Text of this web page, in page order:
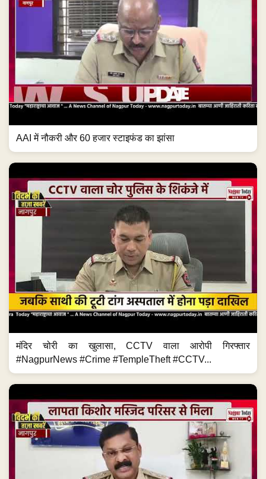
AAI में नौकरी और 60 हजार स्टाइफंड का झांसा
मंदिर चोरी का खुलासा, CCTV वाला आरोपी गिरफ्तार
#NagpurNews #Crime #TempleTheft #CCTV...